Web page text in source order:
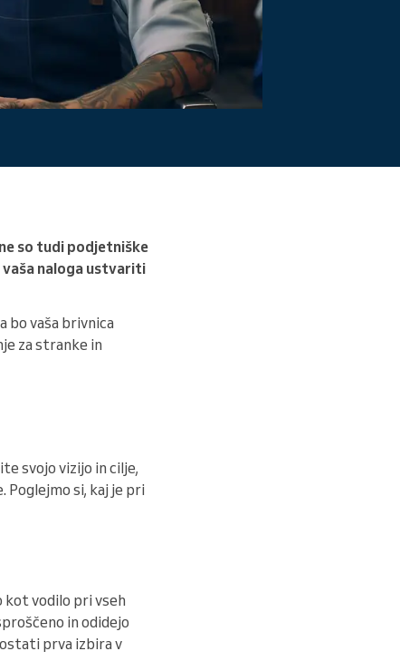
Preberite več
so tudi podjetniške
naloga ustvariti
bo vaša brivnica
za stranke in
svojo vizijo in cilje,
si, kaj je pri
kot vodilo pri vseh
in odidejo
prva izbira v